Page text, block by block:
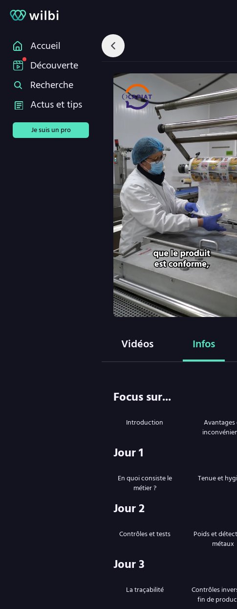
Accueil
Découverte
Recherche
Actus et tips
Je suis un pro
Vidéos Infos
Focus sur...
Introduction
Avantages
Jour 1
En quoi consiste le
métier ?
Tenue et
Jour 2
Contrôles et tests
Poids et
métaux
Jour 3
La traçabilité
Contrôles
fin de